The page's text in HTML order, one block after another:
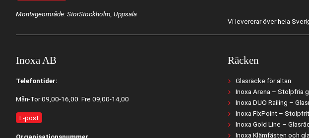
Montageområde: StorStockholm, Uppsala
Vi levererar över hela
Inoxa AB
Telefontider:
Mån-Tor 09,00-16,00. Fre 09,00-14,00
E-post
Organisationsnummer
Räcken
Glasräcke för altan
Inoxa Arena – Stolpfria
Inoxa DUO Railing –
Inoxa FixPoint –
Inoxa Gold Line –
Inoxa Klämfästen och